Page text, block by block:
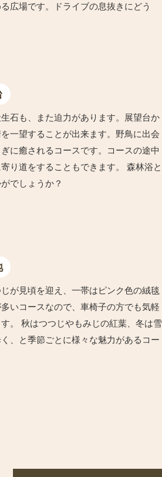
広場です。ドライブの息抜きにどう
石も、また迫力があります。展望台か
一望することが出来ます。野鳥に出会
に癒されるコースです。コースの途中
り道をすることもできます。 森林浴と
でしょうか？
が見頃を迎え、一帯はピンク色の絨毯
いコースなので、車椅子の方でも気軽
。 秋はつつじやもみじの紅葉、冬は雪
、と季節ごとに様々な魅力があるコー